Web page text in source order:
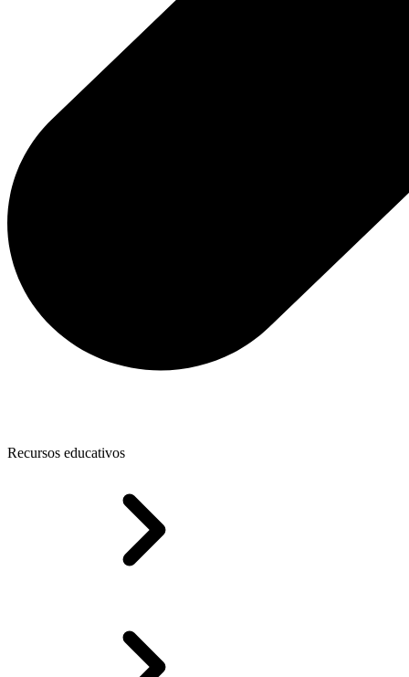
Recursos educativos